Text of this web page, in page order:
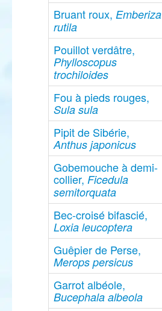
Bruant roux, Emberiza
rutila
Pouillot verdâtre,
Phylloscopus
trochiloides
Fou à pieds rouges,
Sula sula
Pipit de Sibérie,
Anthus japonicus
Gobemouche à demi-
collier, Ficedula
semitorquata
Bec-croisé bifascié,
Loxia leucoptera
Guêpier de Perse,
Merops persicus
Garrot albéole,
Bucephala albeola